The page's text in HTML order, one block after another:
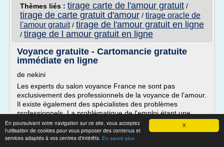
X
En poursuivant votre navigation sur ce site, vous acceptez
l'utilisation de cookies pour vous proposer des contenus et
services adaptés à vos centres d'intérêts. En savoir plus
Thèmes liés : tirage carte de l'amour gratuit /
tirage de carte gratuit d'amour / tirage oracle de
l'amour gratuit/ tirage de l'amour gratuit en ligne
/ tirage de l amour gratuit en ligne
Voyance gratuite - Cartomancie gratuite
immédiate en ligne
de nekini
Les experts du salon voyance France ne sont pas
exclusivement des professionnels de la voyance de l'amour.
Il existe également des spécialistes des problèmes
professionnels. La problématique de l'emploi étant une
réelle préoccupation pour bon nombre de jeunes, les
spécialistes de la voyance avec tirage cartomancie en ligne
ont trouvé la meilleure solution à l'aide des arts...